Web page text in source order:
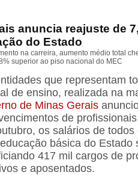
anuncia reajuste de
do Estado
na carreira, aumento médio total
superior ao piso nacional do MEC
que representam
de ensino, realizada na
de Minas Gerais
de
os salários de
básica do Estado
417 mil cargos de
e aposentados.